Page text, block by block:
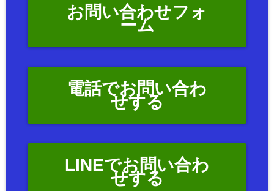
お問い合わせフォ
ーム
電話でお問い合わ
せする
LINEでお問い合わ
せする